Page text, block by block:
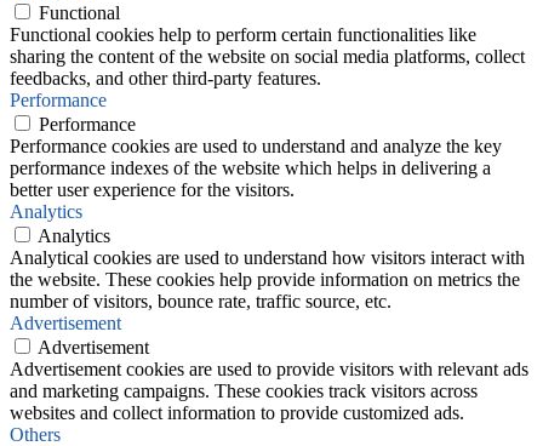
Functional
Functional cookies help to perform certain functionalities like
sharing the content of the website on social media platforms, collect
feedbacks, and other third-party features.
Performance
Performance
Performance cookies are used to understand and analyze the key
performance indexes of the website which helps in delivering a
better user experience for the visitors.
Analytics
Analytics
Analytical cookies are used to understand how visitors interact with
the website. These cookies help provide information on metrics the
number of visitors, bounce rate, traffic source, etc.
Advertisement
Advertisement
Advertisement cookies are used to provide visitors with relevant ads
and marketing campaigns. These cookies track visitors across
websites and collect information to provide customized ads.
Others